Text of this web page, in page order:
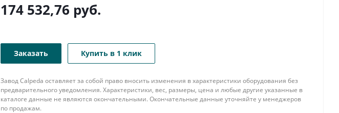
174 532,76 руб.
Заказать Купить в 1 клик
Завод Calpeda оставляет за собой право вносить изменения в характеристики оборудования без
предварительного уведомления. Характеристики, вес, размеры, цена и любые другие указанные в
каталоге данные не являются окончательными. Окончательные данные уточняйте у менеджеров
по продажам.